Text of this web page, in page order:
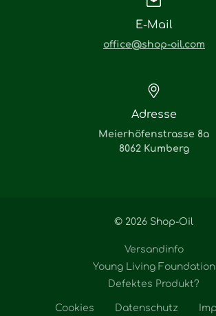
E-Mail
office@shop-oil.com
Adresse
Meierhöfenstrasse 8a
8062 Kumberg
© 2026 Shop-Oil
Versandinfo
Young Living Foundation
Defektes Produkt?
Cookies Datenschutz